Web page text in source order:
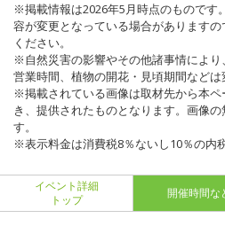
※掲載情報は2026年5月時点のものです
容が変更となっている場合があります
ください。
※自然災害の影響やその他諸事情によ
営業時間、植物の開花・見頃期間などは
※掲載されている画像は取材先から本
き、提供されたものとなります。画像
す。
※表示料金は消費税8％ないし10％の内
イベント詳細
トップ
開催時間な